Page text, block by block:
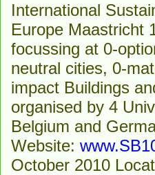
International
Europe Maastricht
focussing at 0-
neutral cities, 0-
impact Buildings
organised by 4
Belgium and
Website:
October 2010